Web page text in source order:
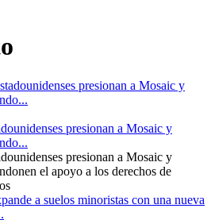
presionan a Mosaic y
presionan a Mosaic y
el apoyo a los derechos de